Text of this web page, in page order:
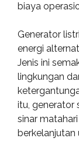
biaya
Generator
energi
Jenis ini
lingkungan
itu, generator
sinar
berkelanjutan